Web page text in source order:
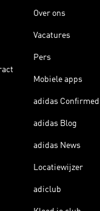
Over ons
Vacatures
Pers
Mobiele apps
adidas Confirmed
adidas Blog
adidas News
Locatiewijzer
adiclub